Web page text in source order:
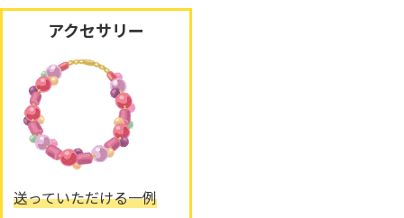
アクセサリー
送っていただける一例